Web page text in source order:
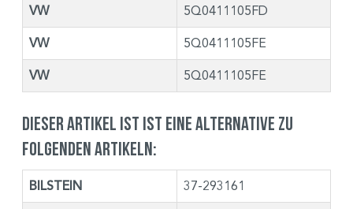
VW 5Q0411105FD
VW 5Q0411105FE
VW 5Q0411105FE
Dieser Artikel ist ist eine Alternative zu
folgenden Artikeln:
BILSTEIN 37-293161